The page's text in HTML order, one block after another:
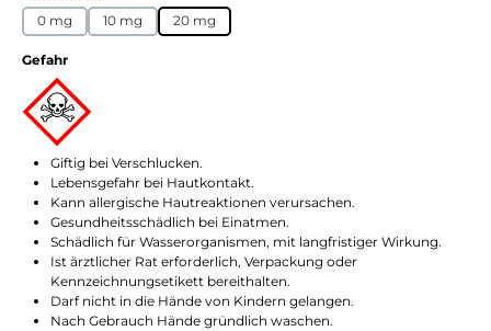
0 mg 10 mg 20 mg
Gefahr
Giftig bei Verschlucken.
Lebensgefahr bei Hautkontakt.
Kann allergische Hautreaktionen verursachen.
Gesundheitsschädlich bei Einatmen.
Schädlich für Wasserorganismen, mit langfristiger Wirkung.
Ist ärztlicher Rat erforderlich, Verpackung oder
Kennzeichnungsetikett bereithalten.
Darf nicht in die Hände von Kindern gelangen.
Nach Gebrauch Hände gründlich waschen.